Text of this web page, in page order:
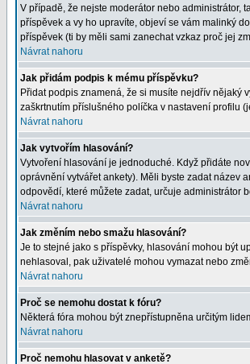
V případě, že nejste moderátor nebo administrátor,
příspěvek a vy ho upravíte, objeví se vám malinký
příspěvek (ti by měli sami zanechat vzkaz proč jej
Návrat nahoru
Jak přidám podpis k mému příspěvku?
Přidat podpis znamená, že si musíte nejdřív nějaký
zaškrtnutím příslušného políčka v nastavení profilu
Návrat nahoru
Jak vytvořím hlasování?
Vytvoření hlasování je jednoduché. Když přidáte
oprávnění vytvářet ankety). Měli byste zadat název
odpovědí, které můžete zadat, určuje administrátor
Návrat nahoru
Jak změním nebo smažu hlasování?
Je to stejné jako s příspěvky, hlasování mohou být
nehlasoval, pak uživatelé mohou vymazat nebo
Návrat nahoru
Proč se nemohu dostat k fóru?
Některá fóra mohou být znepřístupněna určitým
Návrat nahoru
Proč nemohu hlasovat v anketě?